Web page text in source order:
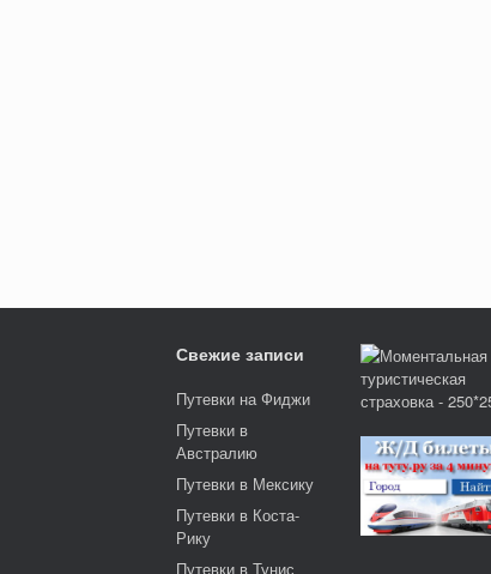
Свежие записи
Путевки на Фиджи
Путевки в
Австралию
Путевки в Мексику
Путевки в Коста-
Рику
Путевки в Тунис